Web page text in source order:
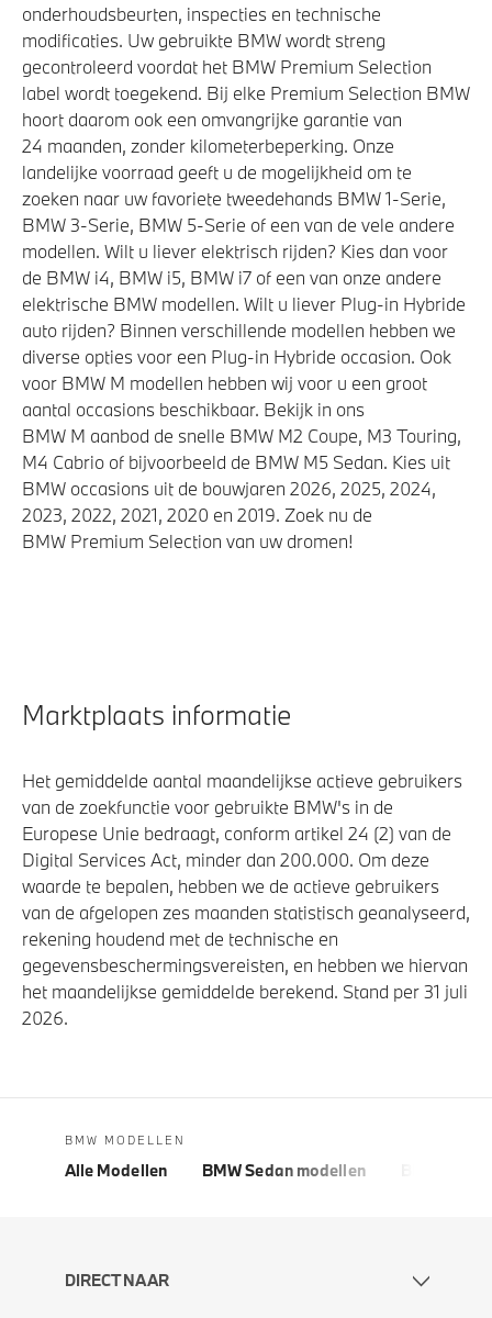
onderhoudsbeurten, inspecties en technische
modificaties. Uw gebruikte BMW wordt streng
gecontroleerd voordat het BMW Premium Selection
label wordt toegekend. Bij elke Premium Selection BMW
hoort daarom ook een omvangrijke garantie van
24 maanden, zonder kilometerbeperking. Onze
landelijke voorraad geeft u de mogelijkheid om te
zoeken naar uw favoriete tweedehands BMW 1-Serie,
BMW 3-Serie, BMW 5-Serie of een van de vele andere
modellen. Wilt u liever elektrisch rijden? Kies dan voor
de BMW i4, BMW i5, BMW i7 of een van onze andere
elektrische BMW modellen. Wilt u liever Plug-in Hybride
auto rijden? Binnen verschillende modellen hebben we
diverse opties voor een Plug-in Hybride occasion. Ook
voor BMW M modellen hebben wij voor u een groot
aantal occasions beschikbaar. Bekijk in ons
BMW M aanbod de snelle BMW M2 Coupe, M3 Touring,
M4 Cabrio of bijvoorbeeld de BMW M5 Sedan. Kies uit
BMW occasions uit de bouwjaren 2026, 2025, 2024,
2023, 2022, 2021, 2020 en 2019. Zoek nu de
BMW Premium Selection van uw dromen!
Marktplaats informatie
Het gemiddelde aantal maandelijkse actieve gebruikers
van de zoekfunctie voor gebruikte BMW's in de
Europese Unie bedraagt, conform artikel 24 (2) van de
Digital Services Act, minder dan 200.000. Om deze
waarde te bepalen, hebben we de actieve gebruikers
van de afgelopen zes maanden statistisch geanalyseerd,
rekening houdend met de technische en
gegevensbeschermingsvereisten, en hebben we hiervan
het maandelijkse gemiddelde berekend. Stand per 31 juli
2026.
BMW MODELLEN
Alle Modellen BMW Sedan modellen
DIRECT NAAR